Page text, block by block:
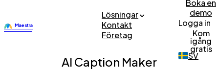
Lösningar
Kontakt
Företag
Boka en
demo
Logga in
Kom
igång
gratis
SV
AI Caption Maker